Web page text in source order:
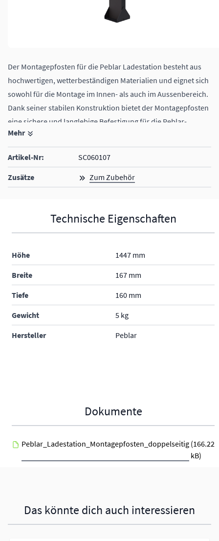
Der Montagepfosten für die Peblar Ladestation besteht aus
hochwertigen, wetterbeständigen Materialien und eignet sich
sowohl für die Montage im Innen- als auch im Aussenbereich.
Dank seiner stabilen Konstruktion bietet der Montagepfosten
eine sichere und langlebige Befestigung für die Peblar-
Ladestation. Die Kabeleinführung erfolgt über die Unterseite
des Pfostens, was eine saubere und geschützte Installation
gewährleistet.
der Sockel für den Montagepfosten muss separat dazu
bestellt werden
Mehr
Artikel-Nr: SC060107
Zusätze Zum Zubehör
Technische Eigenschaften
Höhe 1447 mm
Breite 167 mm
Tiefe 160 mm
Gewicht 5 kg
Hersteller Peblar
Dokumente
Peblar_Ladestation_Montagepfosten_doppelseitig (166.22
kB)
Das könnte dich auch interessieren